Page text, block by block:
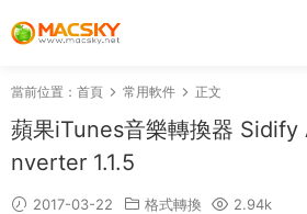
當前位置： 首頁 常用軟件 正文
蘋果iTunes音樂轉換器
nverter 1.1.5
2017-03-22 格式轉換 2.94k